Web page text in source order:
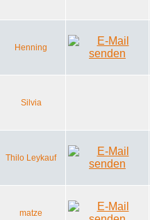
Henning
Silvia
Thilo Leykauf
matze